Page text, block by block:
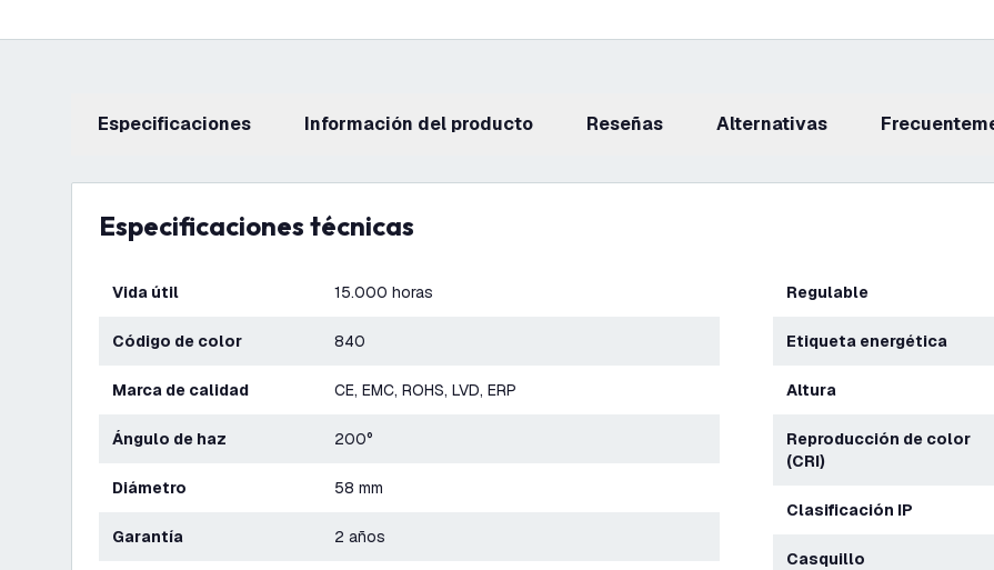
Especificaciones información del producto reseñas Alternativas
Especificaciones técnicas
Vida útil 15.000 horas
Código de color 840
Marca de calidad CE, EMC, ROHS, LVD, ERP
Ángulo de haz 200°
Diámetro 58 mm
Garantía 2 años
Regulable
Etiqueta energética
Altura
Reproducción de color
(CRI)
Clasificación IP
Casquillo